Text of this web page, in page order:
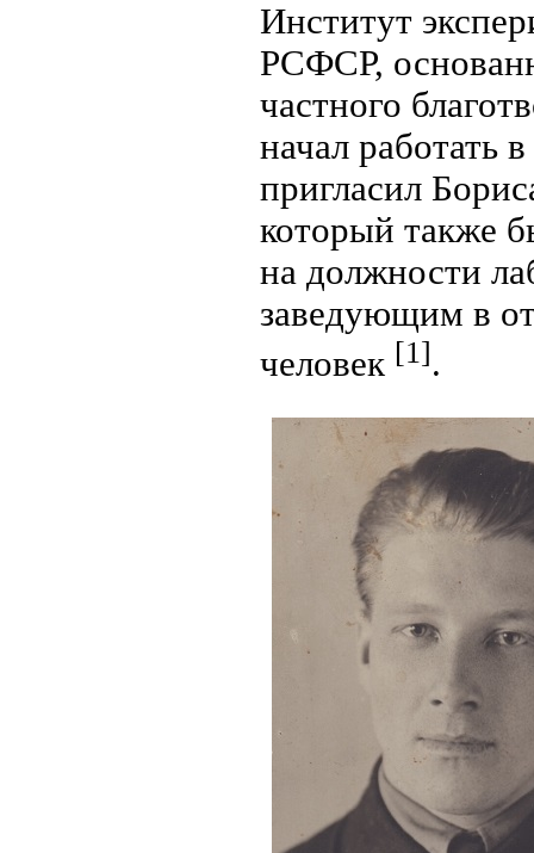
Институт
РСФСР,
частного
начал работать
пригласил
который также
на должности
заведующим в
человек [1].